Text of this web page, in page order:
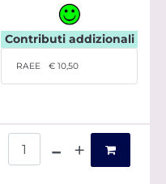
Contributi addizionali
RAEE € 10,50